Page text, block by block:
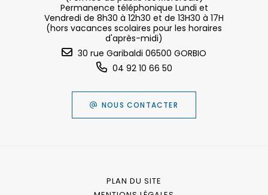
Permanence téléphonique Lundi et
Vendredi de 8h30 à 12h30 et de 13H30 à 17H
(hors vacances scolaires pour les horaires
d'après-midi)
30 rue Garibaldi 06500 GORBIO
04 92 10 66 50
NOUS CONTACTER
PLAN DU SITE